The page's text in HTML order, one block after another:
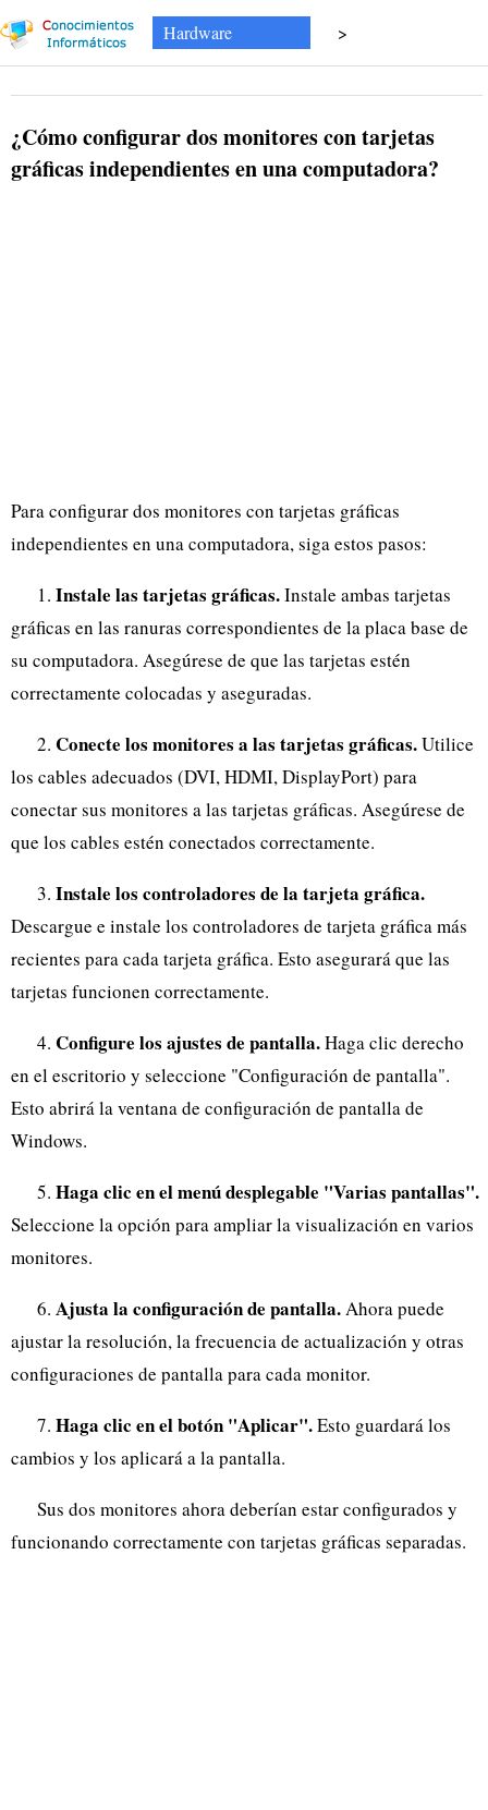
Hardware >
¿Cómo configurar dos monitores con tarjetas
gráficas independientes en una computadora?
Para configurar dos monitores con tarjetas gráficas
independientes en una computadora, siga estos pasos:
1. Instale las tarjetas gráficas.Instale ambas tarjetas
gráficas en las ranuras correspondientes de la placa base de
su computadora. Asegúrese de que las tarjetas estén
correctamente colocadas y aseguradas.
2. Conecte los monitores a las tarjetas gráficas.Utilice
los cables adecuados (DVI, HDMI, DisplayPort) para
conectar sus monitores a las tarjetas gráficas. Asegúrese de
que los cables estén conectados correctamente.
3. Instale los controladores de la tarjeta gráfica.
Descargue e instale los controladores de tarjeta gráfica más
recientes para cada tarjeta gráfica. Esto asegurará que las
tarjetas funcionen correctamente.
4. Configure los ajustes de pantalla.Haga clic derecho
en el escritorio y seleccione "Configuración de pantalla".
Esto abrirá la ventana de configuración de pantalla de
Windows.
5. Haga clic en el menú desplegable "Varias pantallas".
Seleccione la opción para ampliar la visualización en varios
monitores.
6. Ajusta la configuración de pantalla.Ahora puede
ajustar la resolución, la frecuencia de actualización y otras
configuraciones de pantalla para cada monitor.
7. Haga clic en el botón "Aplicar".Esto guardará los
cambios y los aplicará a la pantalla.
Sus dos monitores ahora deberían estar configurados y
funcionando correctamente con tarjetas gráficas separadas.